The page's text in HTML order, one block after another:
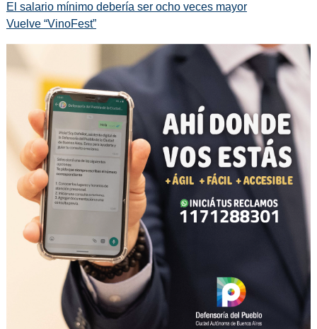
El salario mínimo debería ser ocho veces mayor
Vuelve “VinoFest”